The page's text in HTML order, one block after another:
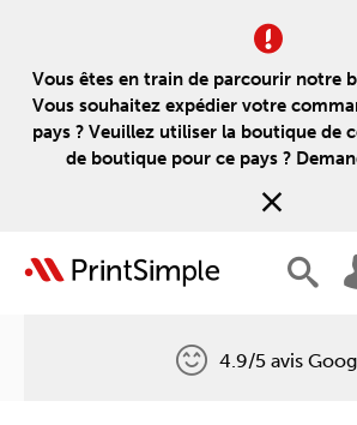
Vous êtes en train de parcourir notre
Vous souhaitez expédier votre
pays ? Veuillez utiliser la boutique de
de boutique pour ce pays ?
4.9/5 avis